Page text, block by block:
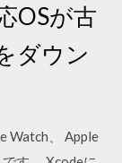
OSが古
ダウン
Watch、 Apple